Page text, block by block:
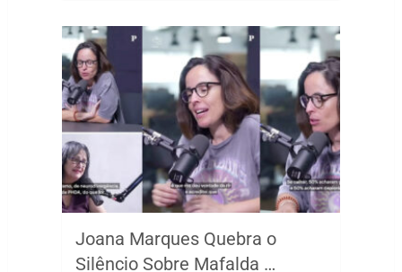
Joana Marques Quebra o
Silêncio Sobre Mafalda …